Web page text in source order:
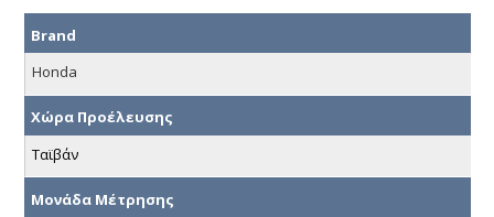
Brand
Honda
Χώρα Προέλευσης
Ταϊβάν
Μονάδα Μέτρησης